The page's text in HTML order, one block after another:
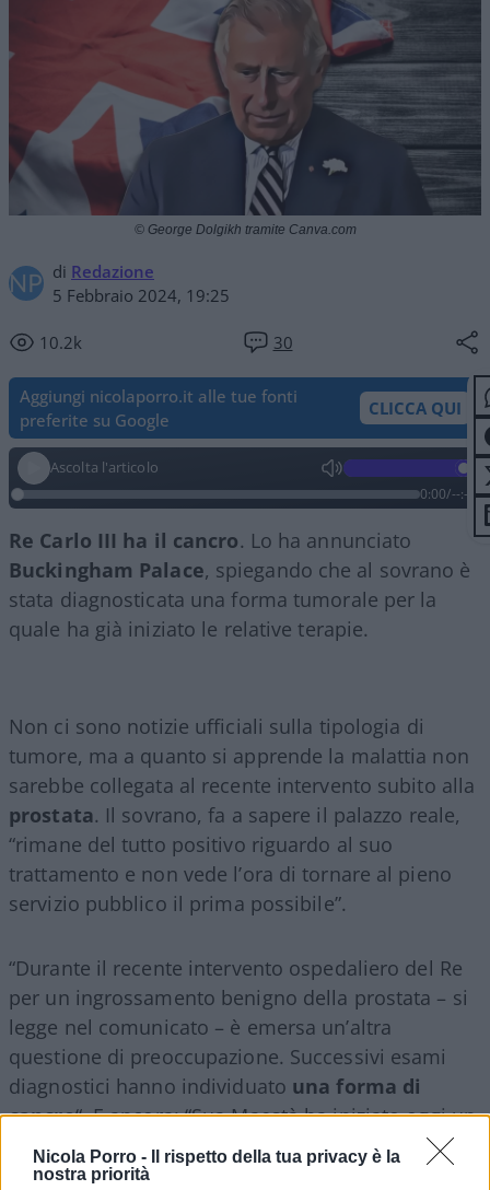
Nicola Porro -
Il rispetto della tua privacy è la
nostra priorità
di Redazione
5 Febbraio 2024, 19:25
10.2k 30
© George Dolgikh tramite Canva.com
Aggiungi nicolaporro.it alle tue fonti
preferite su Google
CLICCA QUI
Ascolta l'articolo
0:00/--:--
Re Carlo III ha il cancro. Lo ha annunciato
Buckingham Palace, spiegando che al sovrano è
stata diagnosticata una forma tumorale per la
quale ha già iniziato le relative terapie.
Non ci sono notizie ufficiali sulla tipologia di
tumore, ma a quanto si apprende la malattia non
sarebbe collegata al recente intervento subito alla
prostata. Il sovrano, fa a sapere il palazzo reale,
“rimane del tutto positivo riguardo al suo
trattamento e non vede l’ora di tornare al pieno
servizio pubblico il prima possibile”.
“Durante il recente intervento ospedaliero del Re
per un ingrossamento benigno della prostata – si
legge nel comunicato – è emersa un’altra
questione di preoccupazione. Successivi esami
diagnostici hanno individuato una forma di
cancro“. E ancora: “Sua Maestà ha iniziato oggi un
programma di trattamenti regolari, durante il
quale i medici gli hanno consigliato di rinviare i